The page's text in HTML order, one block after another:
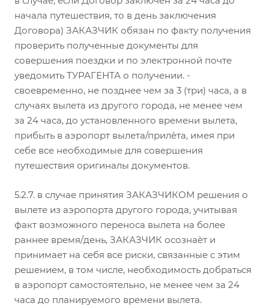
начала путешествия, то в день заключения
Договора) ЗАКАЗЧИК обязан по факту получения
проверить полученные документы для
совершения поездки и по электронной почте
уведомить ТУРАГЕНТА о получении. -
своевременно, не позднее чем за 3 (три) часа, а в
случаях вылета из другого города, не менее чем
за 24 часа, до установленного времени вылета,
прибыть в аэропорт вылета/прилѐта, имея при
себе все необходимые для совершения
путешествия оригиналы документов.
5.2.7. в случае принятия ЗАКАЗЧИКОМ решения о
вылете из аэропорта другого города, учитывая
факт возможного переноса вылета на более
раннее время/день, ЗАКАЗЧИК осознаѐт и
принимает на себя все риски, связанные с этим
решением, в том числе, необходимость добраться
в аэропорт самостоятельно, не менее чем за 24
часа до планируемого времени вылета.